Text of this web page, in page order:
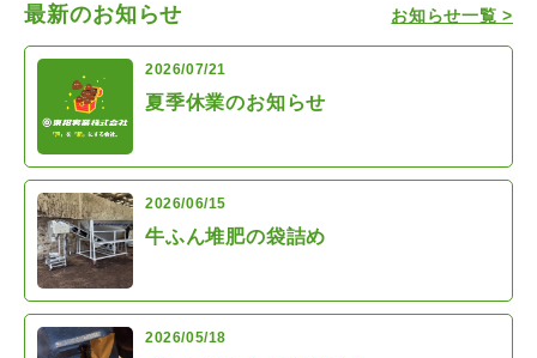
最新のお知らせ お知らせ一覧 >
2026/07/21
夏季休業のお知らせ
2026/06/15
牛ふん堆肥の袋詰め
2026/05/18